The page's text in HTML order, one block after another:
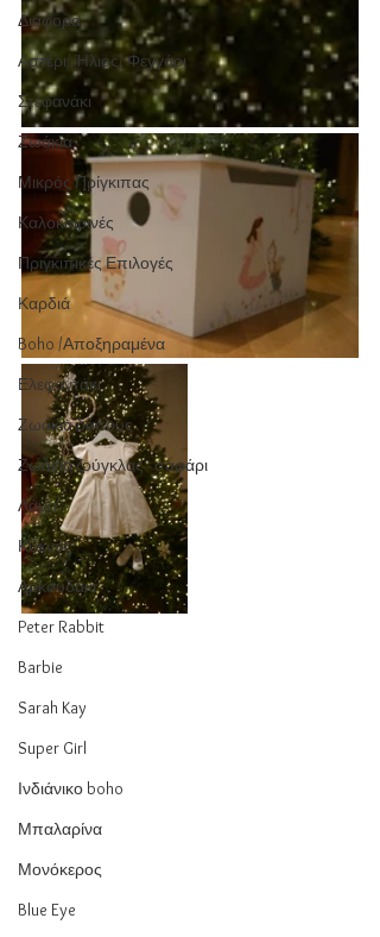
Διάφορα
Αστέρι/ Ήλιος/ Φεγγάρι
Στεφανάκι
Ζωάκια
Μικρός Πρίγκιπας
Καλοκαιρινές
Πριγκιπικές Επιλογές
Καρδιά
Boho /Αποξηραμένα
Ελεφαντάκι
Ζωάκια δάσους
Ζωάκια ζούγκλας - σαφάρι
Λάμα
Κύκνος
Αρκουδάκι
Peter Rabbit
Barbie
Sarah Kay
Super Girl
Ινδιάνικο boho
Μπαλαρίνα
Μονόκερος
Blue Eye